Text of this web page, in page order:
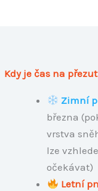
Kdy je čas na
Zimní
března
vrstva
lze
očekávat)
Letní